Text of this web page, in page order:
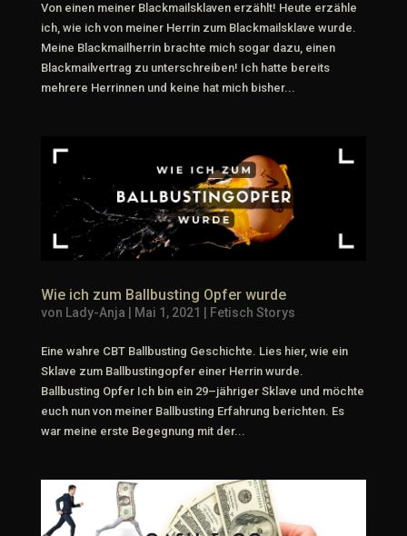
Von einen meiner Blackmailsklaven erzählt! Heute erzähle
ich, wie ich von meiner Herrin zum Blackmailsklave wurde.
Meine Blackmailherrin brachte mich sogar dazu, einen
Blackmailvertrag zu unterschreiben! Ich hatte bereits
mehrere Herrinnen und keine hat mich bisher...
Wie ich zum Ballbusting Opfer wurde
von Lady-Anja | Mai 1, 2021 | Fetisch Storys
Eine wahre CBT Ballbusting Geschichte. Lies hier, wie ein
Sklave zum Ballbustingopfer einer Herrin wurde.
Ballbusting Opfer Ich bin ein 29–jähriger Sklave und möchte
euch nun von meiner Ballbusting Erfahrung berichten. Es
war meine erste Begegnung mit der...